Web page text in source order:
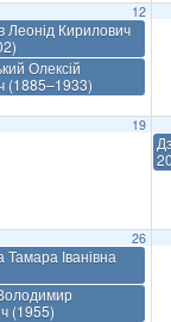
12
Леонід Кирилович
Олексій
(1885–1933)
19
26
Тамара Іванівна
(1955)